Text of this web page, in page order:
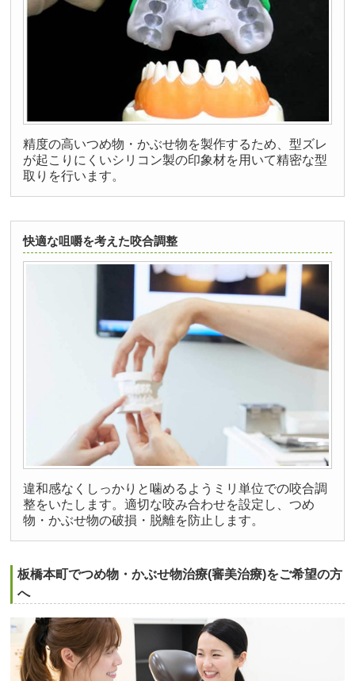
精度の高いつめ物・かぶせ物を製作するため、型ズレ
が起こりにくいシリコン製の印象材を用いて精密な型
取りを行います。
快適な咀嚼を考えた咬合調整
違和感なくしっかりと噛めるようミリ単位での咬合調
整をいたします。適切な咬み合わせを設定し、つめ
物・かぶせ物の破損・脱離を防止します。
板橋本町でつめ物・かぶせ物治療(審美治療)をご希望の方
へ